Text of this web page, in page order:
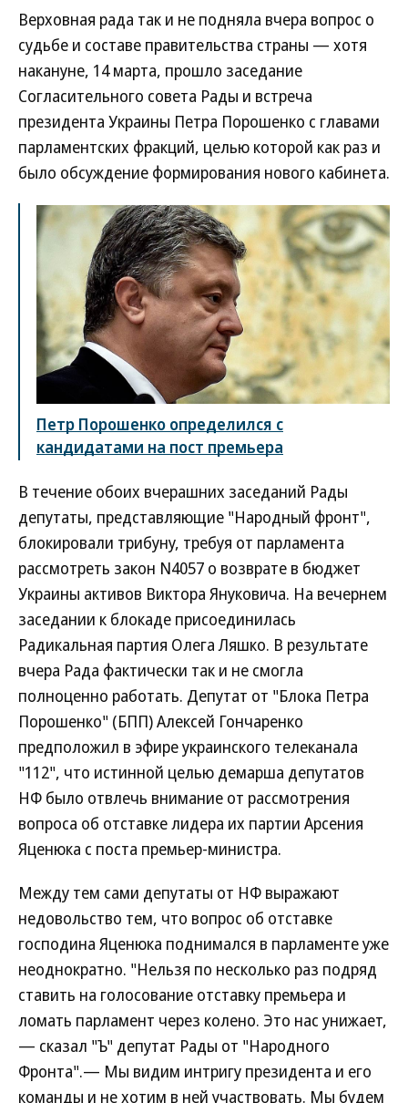
Верховная рада так и не подняла вчера вопрос о
судьбе и составе правительства страны — хотя
накануне, 14 марта, прошло заседание
Согласительного совета Рады и встреча
президента Украины Петра Порошенко с главами
парламентских фракций, целью которой как раз и
было обсуждение формирования нового кабинета.
Петр Порошенко определился с
кандидатами на пост премьера
В течение обоих вчерашних заседаний Рады
депутаты, представляющие "Народный фронт",
блокировали трибуну, требуя от парламента
рассмотреть закон N4057 о возврате в бюджет
Украины активов Виктора Януковича. На вечернем
заседании к блокаде присоединилась
Радикальная партия Олега Ляшко. В результате
вчера Рада фактически так и не смогла
полноценно работать. Депутат от "Блока Петра
Порошенко" (БПП) Алексей Гончаренко
предположил в эфире украинского телеканала
"112", что истинной целью демарша депутатов
НФ было отвлечь внимание от рассмотрения
вопроса об отставке лидера их партии Арсения
Яценюка с поста премьер-министра.
Между тем сами депутаты от НФ выражают
недовольство тем, что вопрос об отставке
господина Яценюка поднимался в парламенте уже
неоднократно. "Нельзя по несколько раз подряд
ставить на голосование отставку премьера и
ломать парламент через колено. Это нас унижает,
— сказал "Ъ" депутат Рады от "Народного
Фронта".— Мы видим интригу президента и его
команды и не хотим в ней участвовать. Мы будем